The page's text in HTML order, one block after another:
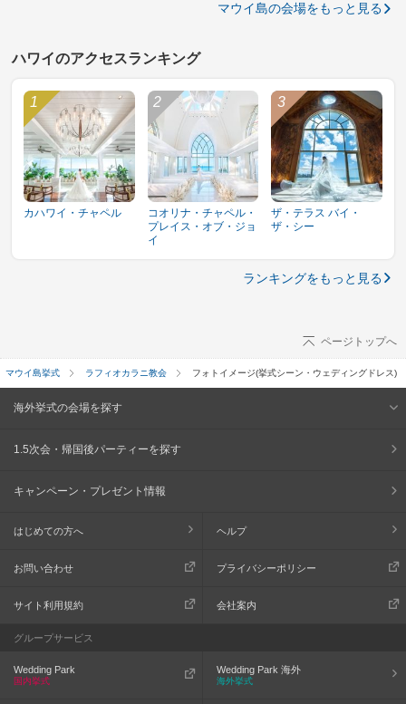
マウイ島の会場をもっと見る
ハワイのアクセスランキング
カハワイ・チャペル
コオリナ・チャペル・
プレイス・オブ・ジョ
イ
ザ・テラス バイ・
ザ・シー
ランキングをもっと見る
ページトップへ
マウイ島挙式 ラフィオカラニ教会 フォトイメージ(挙式シーン・ウェディングドレス)
海外挙式の会場を探す
1.5次会・帰国後パーティーを探す
キャンペーン・プレゼント情報
はじめての方へ ヘルプ
お問い合わせ プライバシーポリシー
サイト利用規約 会社案内
グループサービス
Wedding Park
国内挙式
Wedding Park 海外
海外挙式